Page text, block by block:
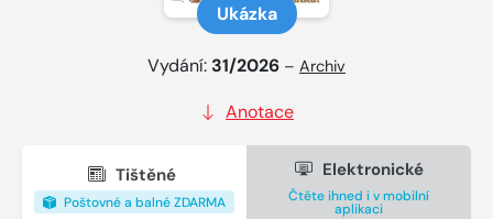
Ukázka
Vydání: 31/2026 – Archiv
Anotace
Tištěné
Poštovné a balné ZDARMA
Elektronické
Čtěte ihned i v mobilní
aplikaci